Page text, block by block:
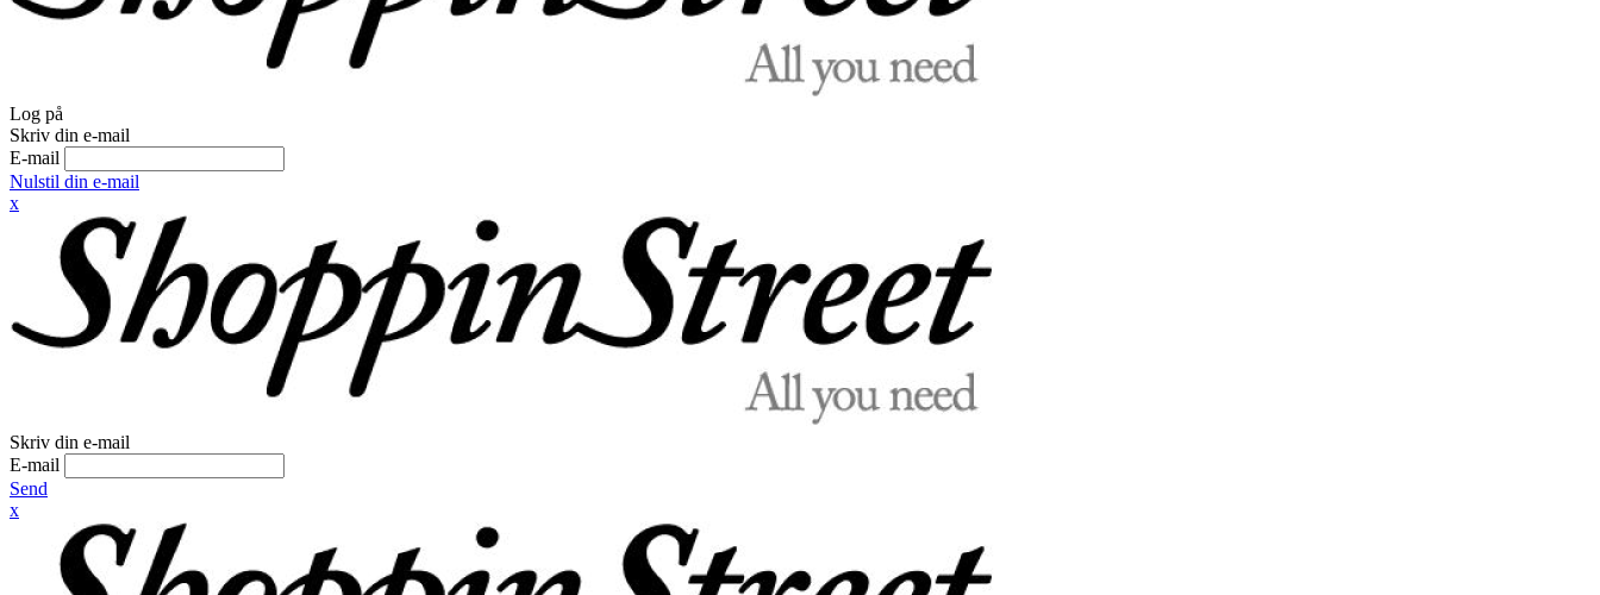
Log på
Skriv din e-mail
E-mail
Nulstil din e-mail
x
Skriv din e-mail
E-mail
Send
x